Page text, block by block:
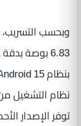
نظام التشغيل